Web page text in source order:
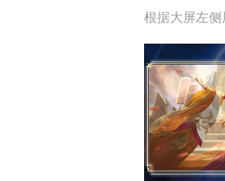
根据大屏左